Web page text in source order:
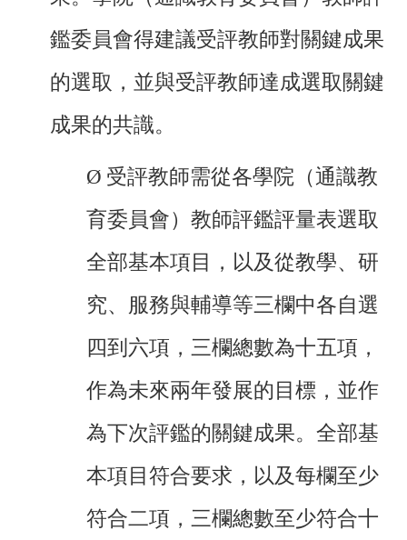
鑑委員會得建議受評教師對關鍵成果
的選取，並與受評教師達成選取關鍵
成果的共識。
Ø 受評教師需從各學院（通識教
育委員會）教師評鑑評量表選取
全部基本項目，以及從教學、研
究、服務與輔導等三欄中各自選
四到六項，三欄總數為十五項，
作為未來兩年發展的目標，並作
為下次評鑑的關鍵成果。全部基
本項目符合要求，以及每欄至少
符合二項，三欄總數至少符合十